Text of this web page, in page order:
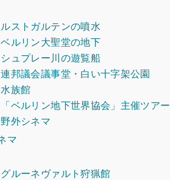
ストガルテンの噴水
ルリン大聖堂の地下
ュプレー川の遊覧船
邦議会議事堂・白い十字架公園
族館
ベルリン地下世界協会」主催ツアー
外シネマ
マ
ルーネヴァルト狩猟館